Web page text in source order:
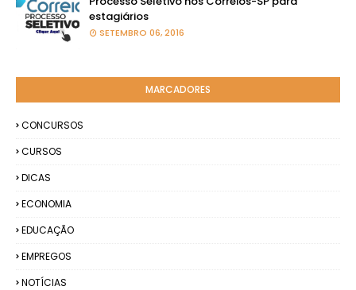
estagiários
SETEMBRO 06, 2016
MARCADORES
CONCURSOS
CURSOS
DICAS
ECONOMIA
EDUCAÇÃO
EMPREGOS
NOTÍCIAS